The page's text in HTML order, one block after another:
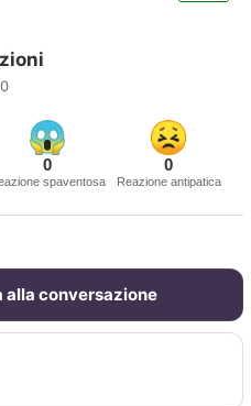
0
0
spaventosa
0
Reazione antipatica
conversazione